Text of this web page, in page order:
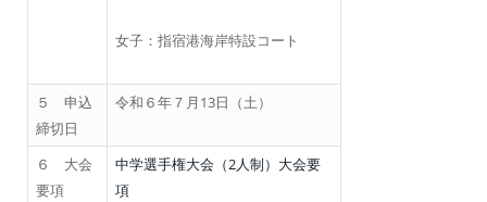
女子：指宿港海岸特設コート
５ 申込
締切日
令和６年７月13日（土）
６ 大会
要項
中学選手権大会（2人制）大会要
項